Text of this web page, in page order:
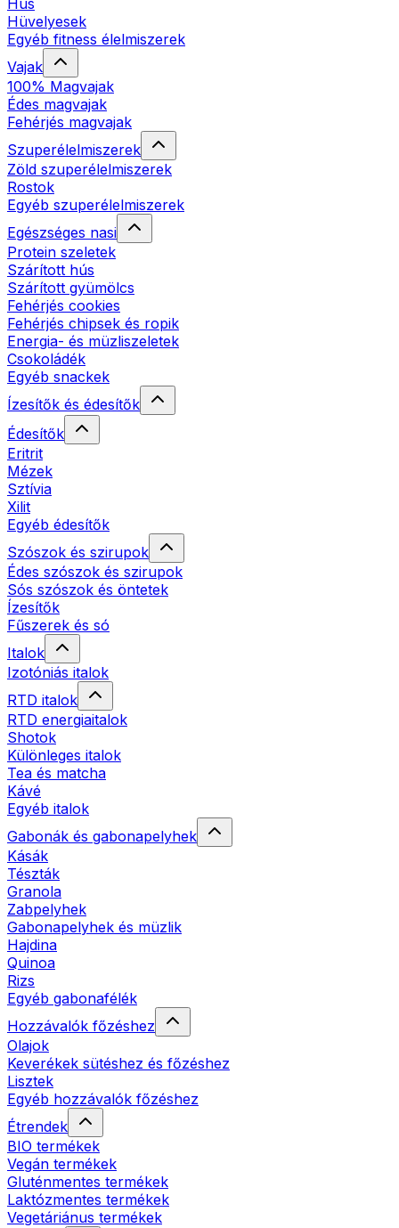
Hús
Hüvelyesek
Egyéb fitness élelmiszerek
Vajak
100% Magvajak
Édes magvajak
Fehérjés magvajak
Szuperélelmiszerek
Zöld szuperélelmiszerek
Rostok
Egyéb szuperélelmiszerek
Egészséges nasi
Protein szeletek
Szárított hús
Szárított gyümölcs
Fehérjés cookies
Fehérjés chipsek és ropik
Energia- és müzliszeletek
Csokoládék
Egyéb snackek
Ízesítők és édesítők
Édesítők
Eritrit
Mézek
Sztívia
Xilit
Egyéb édesítők
Szószok és szirupok
Édes szószok és szirupok
Sós szószok és öntetek
Ízesítők
Fűszerek és só
Italok
Izotóniás italok
RTD italok
RTD energiaitalok
Shotok
Különleges italok
Tea és matcha
Kávé
Egyéb italok
Gabonák és gabonapelyhek
Kásák
Tészták
Granola
Zabpelyhek
Gabonapelyhek és müzlik
Hajdina
Quinoa
Rizs
Egyéb gabonafélék
Hozzávalók főzéshez
Olajok
Keverékek sütéshez és főzéshez
Lisztek
Egyéb hozzávalók főzéshez
Étrendek
BIO termékek
Vegán termékek
Gluténmentes termékek
Laktózmentes termékek
Vegetáriánus termékek